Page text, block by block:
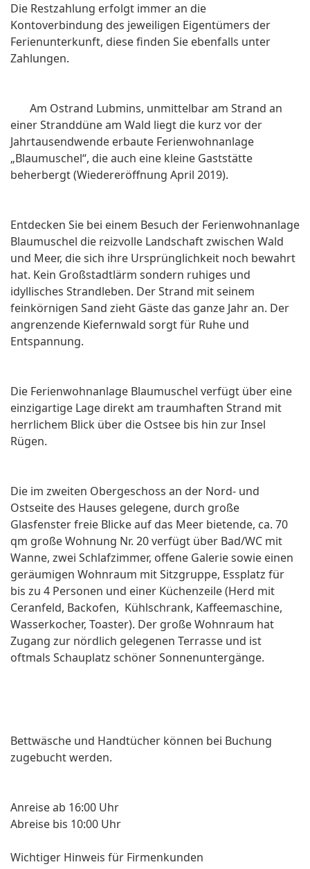
Die Restzahlung erfolgt immer an die
Kontoverbindung des jeweiligen Eigentümers der
Ferienunterkunft, diese finden Sie ebenfalls unter
Zahlungen.
Am Ostrand Lubmins, unmittelbar am Strand an
einer Stranddüne am Wald liegt die kurz vor der
Jahrtausendwende erbaute Ferienwohnanlage
„Blaumuschel“, die auch eine kleine Gaststätte
beherbergt (Wiedereröffnung April 2019).
Entdecken Sie bei einem Besuch der Ferienwohnanlage
Blaumuschel die reizvolle Landschaft zwischen Wald
und Meer, die sich ihre Ursprünglichkeit noch bewahrt
hat. Kein Großstadtlärm sondern ruhiges und
idyllisches Strandleben. Der Strand mit seinem
feinkörnigen Sand zieht Gäste das ganze Jahr an. Der
angrenzende Kiefernwald sorgt für Ruhe und
Entspannung.
Die Ferienwohnanlage Blaumuschel verfügt über eine
einzigartige Lage direkt am traumhaften Strand mit
herrlichem Blick über die Ostsee bis hin zur Insel
Rügen.
Die im zweiten Obergeschoss an der Nord- und
Ostseite des Hauses gelegene, durch große
Glasfenster freie Blicke auf das Meer bietende, ca. 70
qm große Wohnung Nr. 20 verfügt über Bad/WC mit
Wanne, zwei Schlafzimmer, offene Galerie sowie einen
geräumigen Wohnraum mit Sitzgruppe, Essplatz für
bis zu 4 Personen und einer Küchenzeile (Herd mit
Ceranfeld, Backofen, Kühlschrank, Kaffeemaschine,
Wasserkocher, Toaster). Der große Wohnraum hat
Zugang zur nördlich gelegenen Terrasse und ist
oftmals Schauplatz schöner Sonnenuntergänge.
Bettwäsche und Handtücher können bei Buchung
zugebucht werden.
Anreise ab 16:00 Uhr
Abreise bis 10:00 Uhr
Wichtiger Hinweis für Firmenkunden